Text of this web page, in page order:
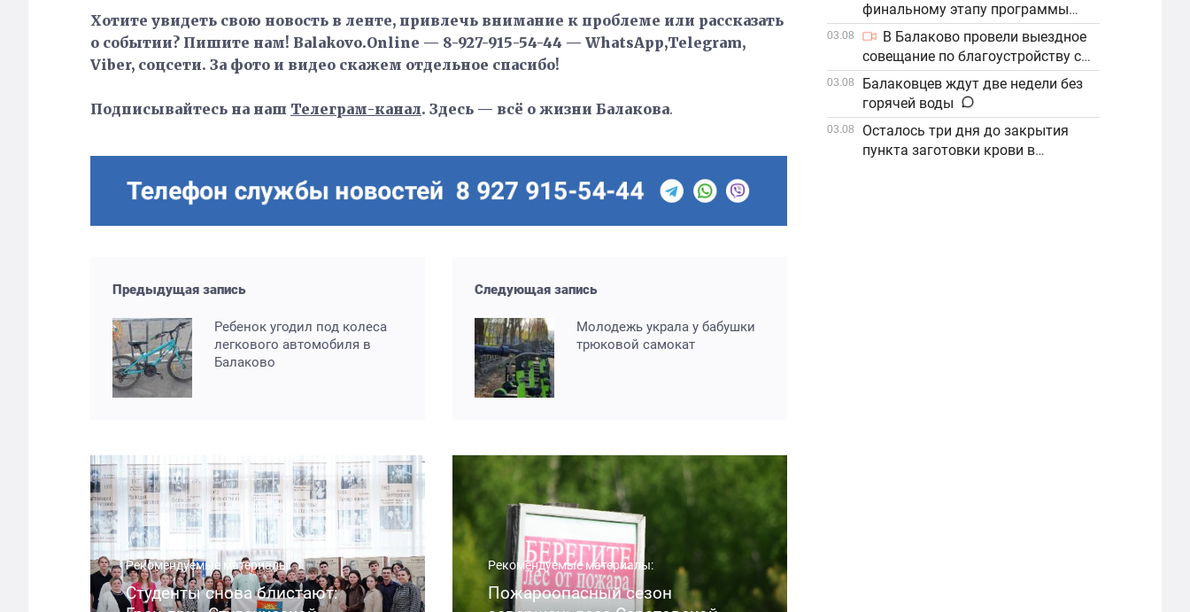
Хотите увидеть свою новость в ленте, привлечь внимание к проблеме или рассказать
о событии? Пишите нам! Balakovo.Online — 8-927-915-54-44 — WhatsApp,Telegram,
Viber, соцсети. За фото и видео скажем отдельное спасибо!
Подписывайтесь на наш Телеграм-канал. Здесь — всё о жизни Балакова.
Предыдущая запись
Ребенок угодил под колеса
легкового автомобиля в
Балаково
Следующая запись
Молодежь украла у бабушки
трюковой самокат
Рекомендуемые материалы:
Студенты снова блистают:
Рекомендуемые материалы:
Пожароопасный сезон
финальному этапу программы
«Наши Герои»
03.08
В Балаково провели выездное
совещание по благоустройству с
участием компании «ФосАгро»
03.08
Балаковцев ждут две недели без
горячей воды
03.08
Осталось три дня до закрытия
пункта заготовки крови в